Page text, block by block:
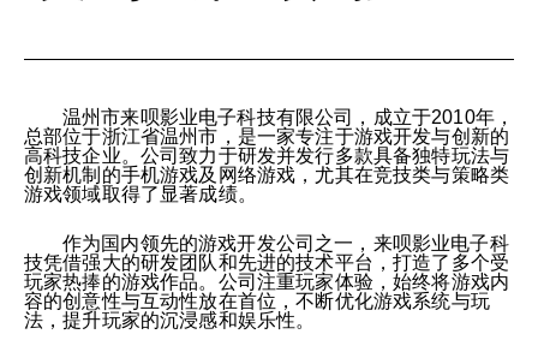
温州市来呗影业电子科技有限公司，成立于2010年，
总部位于浙江省温州市，是一家专注于游戏开发与创新的
高科技企业。公司致力于研发并发行多款具备独特玩法与
创新机制的手机游戏及网络游戏，尤其在竞技类与策略类
游戏领域取得了显著成绩。
作为国内领先的游戏开发公司之一，来呗影业电子科
技凭借强大的研发团队和先进的技术平台，打造了多个受
玩家热捧的游戏作品。公司注重玩家体验，始终将游戏内
容的创意性与互动性放在首位，不断优化游戏系统与玩
法，提升玩家的沉浸感和娱乐性。